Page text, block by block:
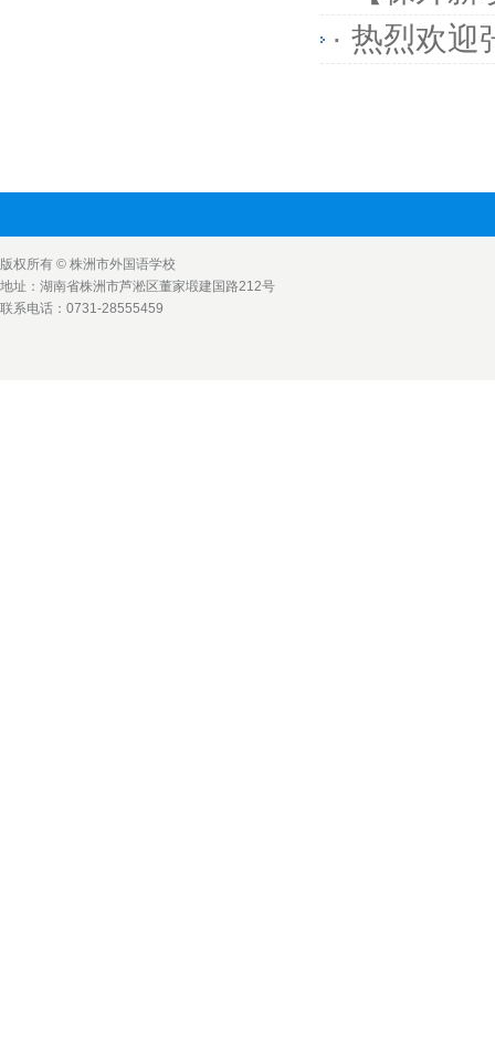
· 热烈欢迎
版权所有 © 株洲市外国语学校
地址：湖南省株洲市芦淞区董家塅建国路212号
联系电话：0731-28555459